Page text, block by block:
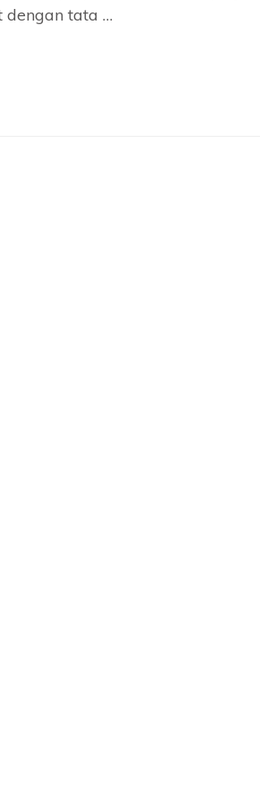
dengan tata …